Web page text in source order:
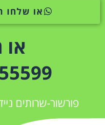
או שלחו
או
פורשור-שרותים